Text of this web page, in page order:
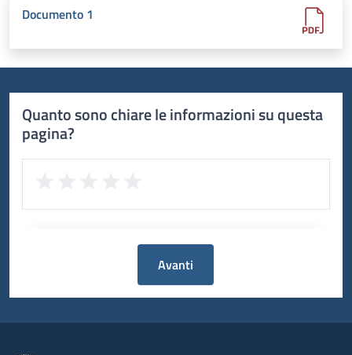
Documento 1
Quanto sono chiare le informazioni su questa
pagina?
Avanti